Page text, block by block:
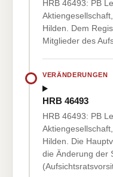
HRB 46493: PB
Hilden. Dem
Mitglieder des
VERÄNDERUNGEN
HRB 46493
HRB 46493: PB
Hilden. Die
die Änderung der